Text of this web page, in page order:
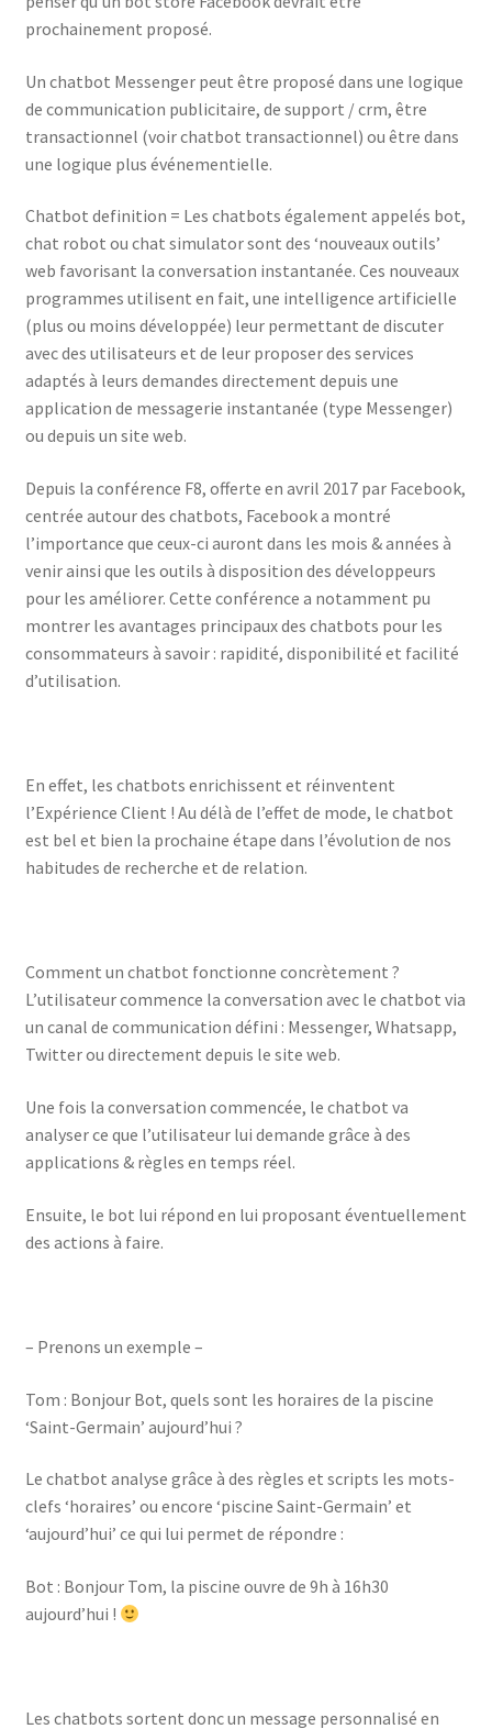
prochainement proposé.
Un chatbot Messenger peut être proposé dans une logique
de communication publicitaire, de support / crm, être
transactionnel (voir chatbot transactionnel) ou être dans
une logique plus événementielle.
Chatbot definition = Les chatbots également appelés bot,
chat robot ou chat simulator sont des ‘nouveaux outils’
web favorisant la conversation instantanée. Ces nouveaux
programmes utilisent en fait, une intelligence artificielle
(plus ou moins développée) leur permettant de discuter
avec des utilisateurs et de leur proposer des services
adaptés à leurs demandes directement depuis une
application de messagerie instantanée (type Messenger)
ou depuis un site web.
Depuis la conférence F8, offerte en avril 2017 par Facebook,
centrée autour des chatbots, Facebook a montré
l’importance que ceux-ci auront dans les mois & années à
venir ainsi que les outils à disposition des développeurs
pour les améliorer. Cette conférence a notamment pu
montrer les avantages principaux des chatbots pour les
consommateurs à savoir : rapidité, disponibilité et facilité
d’utilisation.
En effet, les chatbots enrichissent et réinventent
l’Expérience Client ! Au délà de l’effet de mode, le chatbot
est bel et bien la prochaine étape dans l’évolution de nos
habitudes de recherche et de relation.
Comment un chatbot fonctionne concrètement ?
L’utilisateur commence la conversation avec le chatbot via
un canal de communication défini : Messenger, Whatsapp,
Twitter ou directement depuis le site web.
Une fois la conversation commencée, le chatbot va
analyser ce que l’utilisateur lui demande grâce à des
applications & règles en temps réel.
Ensuite, le bot lui répond en lui proposant éventuellement
des actions à faire.
– Prenons un exemple –
Tom : Bonjour Bot, quels sont les horaires de la piscine
‘Saint-Germain’ aujourd’hui ?
Le chatbot analyse grâce à des règles et scripts les mots-
clefs ‘horaires’ ou encore ‘piscine Saint-Germain’ et
‘aujourd’hui’ ce qui lui permet de répondre :
Bot : Bonjour Tom, la piscine ouvre de 9h à 16h30
aujourd’hui !
Les chatbots sortent donc un message personnalisé en